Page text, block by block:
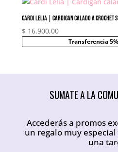
Cardi Lelia | Cardigan calado a crochet
$ 16.900,00
Transferencia
SUMATE A LA
Accederás a promos
un regalo muy
una